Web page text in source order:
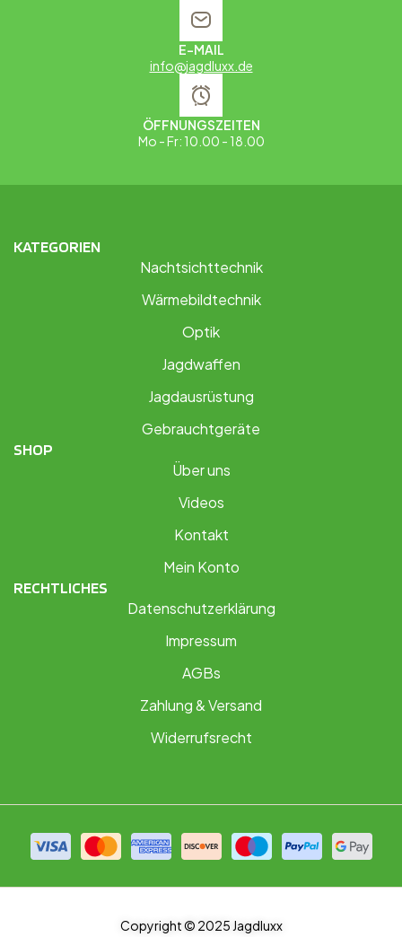
E-MAIL
info@jagdluxx.de
ÖFFNUNGSZEITEN
Mo - Fr: 10.00 - 18.00
KATEGORIEN
Nachtsichttechnik
Wärmebildtechnik
Optik
Jagdwaffen
Jagdausrüstung
Gebrauchtgeräte
SHOP
Über uns
Videos
Kontakt
Mein Konto
RECHTLICHES
Datenschutzerklärung
Impressum
AGBs
Zahlung & Versand
Widerrufsrecht
Copyright © 2025 Jagdluxx